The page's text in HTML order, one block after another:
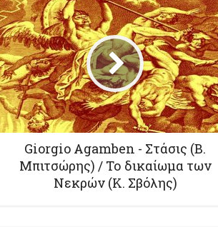
Giorgio Agamben - Στάσις (Β.
Μπιτσώρης) / Το δικαίωμα των
Νεκρών (Κ. Σβόλης)